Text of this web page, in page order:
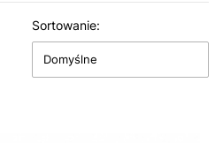
Sortowanie:
Domyślne